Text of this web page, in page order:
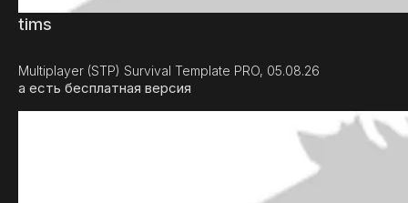
tims
Multiplayer (STP) Survival Template PRO, 05.08.26
а есть бесплатная версия